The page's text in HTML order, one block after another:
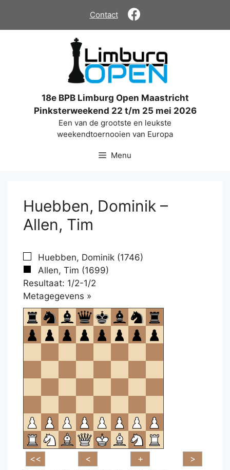
de
Contact
18e BPB Limburg Open Maastricht
Pinksterweekend 22 t/m 25 mei 2026
Een van de grootste en leukste
weekendtoernooien van Europa
Menu
Huebben, Dominik –
Allen, Tim
Huebben, Dominik (1746)
Allen, Tim (1699)
Resultaat: 1/2-1/2
Metagegevens »
om
te
openen.